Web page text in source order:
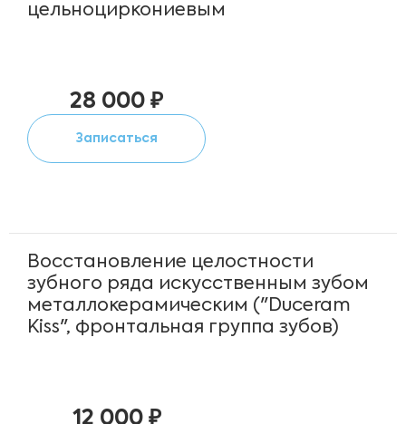
цельноциркониевым
28 000 ₽
Записаться
Восстановление целостности
зубного ряда искусственным зубом
металлокерамическим ("Duceram
Kiss", фронтальная группа зубов)
12 000 ₽